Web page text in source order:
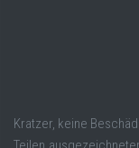
Kratzer, keine